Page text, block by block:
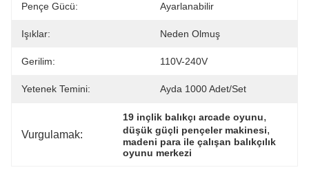
Pençe Gücü: Ayarlanabilir
Işıklar: Neden Olmuş
Gerilim: 110V-240V
Yetenek Temini: Ayda 1000 Adet/set
Vurgulamak:
19 inçlik balıkçı arcade oyunu,
düşük güçli pençeler makinesi,
madeni para ile çalışan balıkçılık
oyunu merkezi